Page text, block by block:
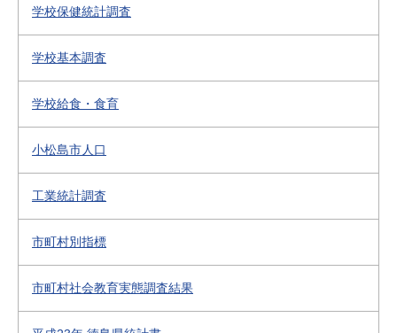
学校保健統計調査
学校基本調査
学校給食・食育
小松島市人口
工業統計調査
市町村別指標
市町村社会教育実態調査結果